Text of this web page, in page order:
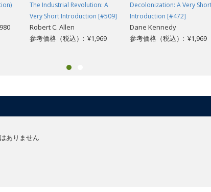
The Industrial Revolution: A
Very Short Introduction [#509]
Robert C. Allen
参考価格（税込）: ¥1,969
Decolonization: A Very
Introduction [#472]
Dane Kennedy
参考価格（税込）: ¥1,969
ありません